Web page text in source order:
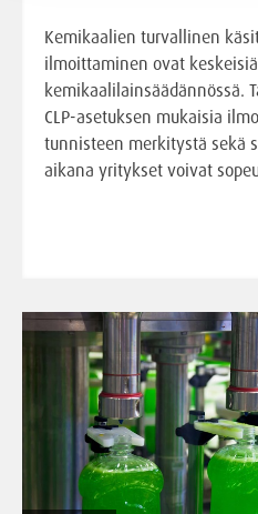
Kemikaalien turvallinen
ilmoittaminen ovat
kemikaalilainsäädännössä.
CLP-asetuksen mukaisia
tunnisteen merkitystä sekä
aikana yritykset voivat